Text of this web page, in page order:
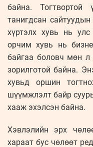
байна. Тогтвортой
танигдсан
хүртэлх хувь нь
орчим хувь нь
байгаа боловч мөн л
зорилготой байна.
хувьд оршин
шүүмжлэлт байр
хааж эхэлсэн байна.
Хэвлэлийн эрх
хараат бус чөлөөт